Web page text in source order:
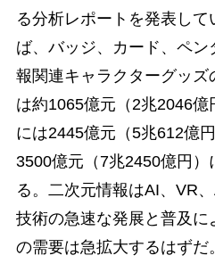
る分析レポートを発表し
ば、バッジ、カード、ペ
報関連キャラクターグッズ
は約1065億元（2兆2046
には2445億元（5兆612億
3500億元（7兆2450億円）
る。二次元情報はAI、VR
技術の急速な発展と普及に
の需要は急拡大するはずだ。